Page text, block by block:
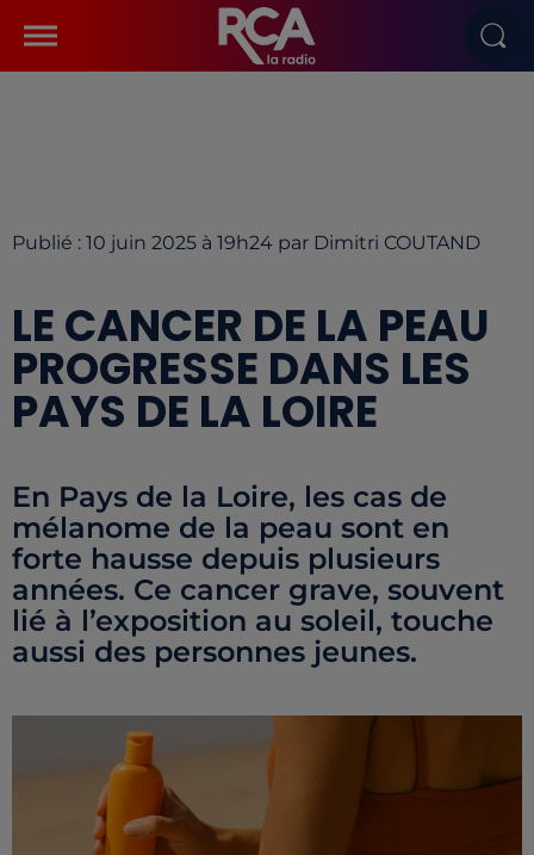
Publié : 10 juin 2025 à 19h24 par Dimitri COUTAND
LE CANCER DE LA PEAU
PROGRESSE DANS LES
PAYS DE LA LOIRE
En Pays de la Loire, les cas de
mélanome de la peau sont en
forte hausse depuis plusieurs
années. Ce cancer grave, souvent
lié à l’exposition au soleil, touche